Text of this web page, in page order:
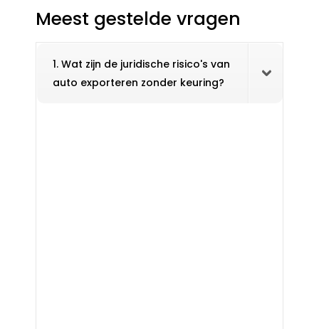
Meest gestelde vragen
1. Wat zijn de juridische risico's van
auto exporteren zonder keuring?